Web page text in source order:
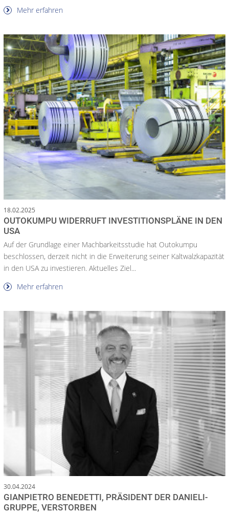
Mehr erfahren
18.02.2025
OUTOKUMPU WIDERRUFT INVESTITIONSPLÄNE IN DEN
USA
Auf der Grundlage einer Machbarkeitsstudie hat Outokumpu
beschlossen, derzeit nicht in die Erweiterung seiner Kaltwalzkapazität
in den USA zu investieren. Aktuelles Ziel...
Mehr erfahren
30.04.2024
GIANPIETRO BENEDETTI, PRÄSIDENT DER DANIELI-
GRUPPE, VERSTORBEN